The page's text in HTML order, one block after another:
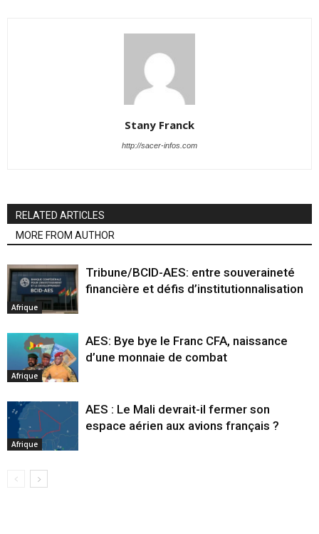
Stany Franck
http://sacer-infos.com
RELATED ARTICLES
MORE FROM AUTHOR
Afrique
Tribune/BCID-AES: entre souveraineté
financière et défis d’institutionnalisation
Afrique
AES: Bye bye le Franc CFA, naissance
d’une monnaie de combat
Afrique
AES : Le Mali devrait-il fermer son
espace aérien aux avions français ?